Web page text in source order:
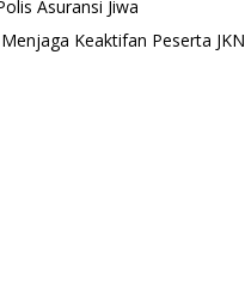
Asuransi Jiwa
Keaktifan Peserta JKN